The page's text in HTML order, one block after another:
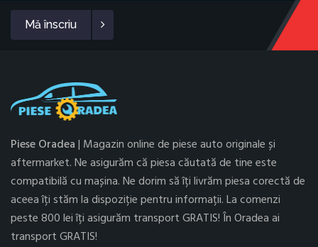
Mă înscriu
Piese Oradea| Magazin online de piese auto originale și
aftermarket. Ne asigurăm că piesa căutată de tine este
compatibilă cu mașina. Ne dorim să îți livrăm piesa corectă de
aceea îți stăm la dispoziție pentru informații. La comenzi
peste 800 lei îți asigurăm transport GRATIS! În Oradea ai
transport GRATIS!